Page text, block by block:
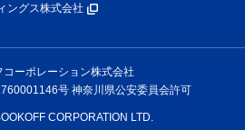
ングス株式会社
コーポレーション株式会社
号 神奈川県公安委員会許可
CORPORATION LTD.